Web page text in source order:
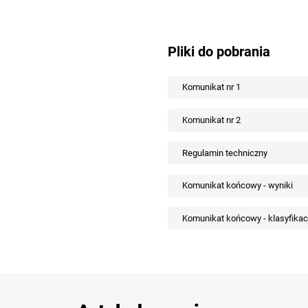
Pliki do pobrania
Komunikat nr 1
Komunikat nr 2
Regulamin techniczny
Komunikat końcowy - wyniki
Komunikat końcowy -